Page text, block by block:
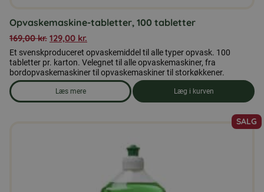
Opvaskemaskine-tabletter, 100 tabletter
169,00kr. 129,00 kr.
Et svenskproduceret opvaskemiddel til alle typer opvask. 100
tabletter pr. karton. Velegnet til alle opvaskemaskiner, fra
bordopvaskemaskiner til opvaskemaskiner til storkøkkener.
Læs mere
om produkten Opvaskemaskine-tabletter, 100 tabletter
Læg i kurven
SALG